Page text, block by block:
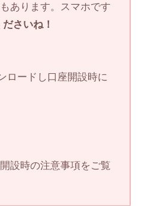
あります。スマホです
さいね！
ロードし口座開設時に
設時の注意事項をご覧